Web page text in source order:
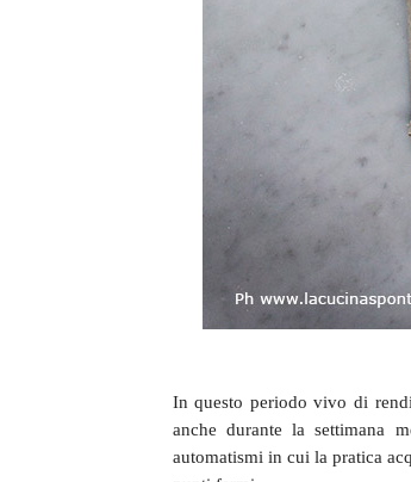
In questo periodo vivo di
anche durante la settimana
automatismi in cui la pratica